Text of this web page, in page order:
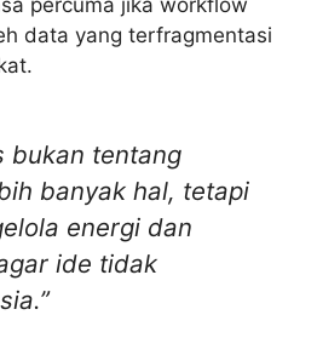
percuma jika workflow
data yang terfragmentasi
bukan tentang
banyak hal, tetapi
energi dan
ide tidak